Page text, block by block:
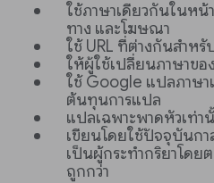
ใช้ภาษาเดียวกันในหน้
ทาง และโฆษณา
ใช้ URL ที่ต่างกันสำห
ให้ผู้ใช้เปลี่ยนภาษาขอ
ใช้ Google แปลภาษ
ต้นทุนการแปล
แปลเฉพาะพาดหัวเท่
เขียนโดยใช้ปัจจุบันก
เป็นผู้กระทำกริยาโดย
ถูกกว่า